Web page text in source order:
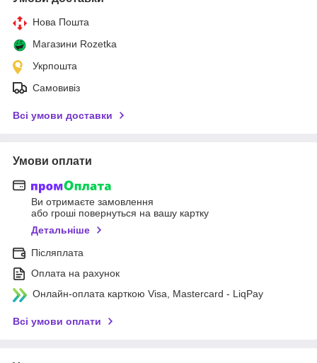
Нова Пошта
Магазини Rozetka
Укрпошта
Самовивіз
Всі умови доставки
Умови оплати
Ви отримаєте замовлення
або гроші повернуться на вашу картку
Детальніше
Післяплата
Оплата на рахунок
Онлайн-оплата карткою Visa, Mastercard - LiqPay
Всі умови оплати